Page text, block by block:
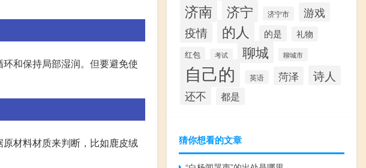
和保持局部湿润。但要避免使
材料材质来判断，比如鹿皮绒
济南 济宁 济宁市 游戏
疫情 的人 的是
礼物
红包
考试 聊城 聊城市
自己的 英语 菏泽 诗人
还不 都是
猜你想看的文章